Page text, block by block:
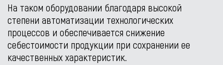
На таком оборудовании благодаря высокой
степени автоматизации технологических
процессов и обеспечивается снижение
себестоимости продукции при сохранении ее
качественных характеристик.